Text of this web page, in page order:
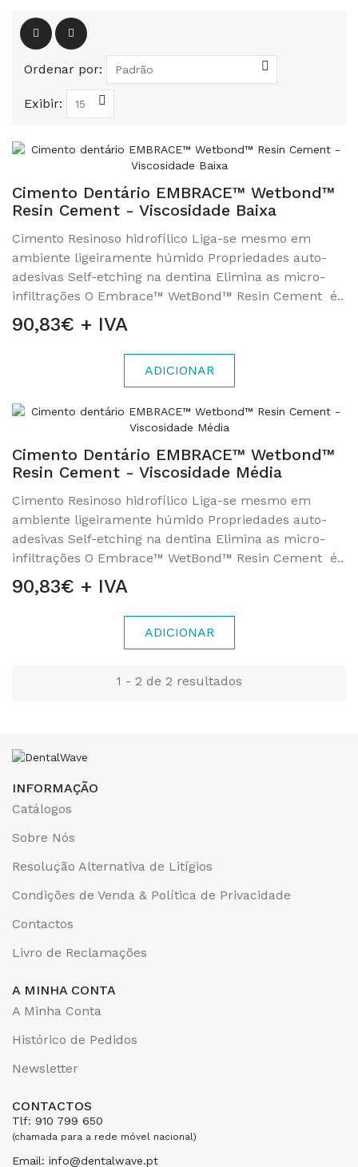
Ordenar por:
Exibir:
Cimento Dentário EMBRACE™ Wetbond™
Resin Cement - Viscosidade Baixa
Cimento Resinoso hidrofílico Liga-se mesmo em
ambiente ligeiramente húmido Propriedades auto-
adesivas Self-etching na dentina Elimina as micro-
infiltrações O Embrace™ WetBond™ Resin Cement é..
90,83€ + IVA
ADICIONAR
Cimento Dentário EMBRACE™ Wetbond™
Resin Cement - Viscosidade Média
Cimento Resinoso hidrofílico Liga-se mesmo em
ambiente ligeiramente húmido Propriedades auto-
adesivas Self-etching na dentina Elimina as micro-
infiltrações O Embrace™ WetBond™ Resin Cement é..
90,83€ + IVA
ADICIONAR
1 - 2 de 2 resultados
INFORMAÇÃO
Catálogos
Sobre Nós
Resolução Alternativa de Litígios
Condições de Venda & Política de Privacidade
Contactos
Livro de Reclamações
A MINHA CONTA
A Minha Conta
Histórico de Pedidos
Newsletter
CONTACTOS
Tlf: 910 799 650
(chamada para a rede móvel nacional)
Email: info@dentalwave.pt